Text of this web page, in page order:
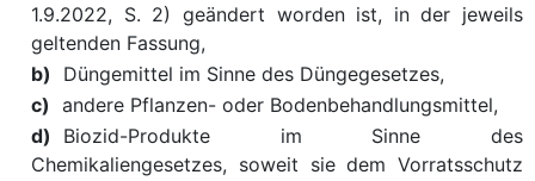
1.9.2022, S. 2) geändert worden ist, in der jeweils
geltenden Fassung,
b)
Düngemittel im Sinne des Düngegesetzes,
c) andere Pflanzen- oder Bodenbehandlungsmittel,
d)
Biozid-Produkte im Sinne des
Chemikaliengesetzes, soweit sie dem Vorratsschutz